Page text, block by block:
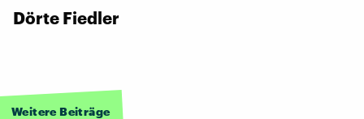
Dörte Fiedler
Weitere Beiträge